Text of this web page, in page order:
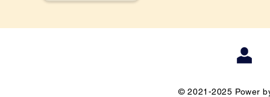
© 2021-2025 Power